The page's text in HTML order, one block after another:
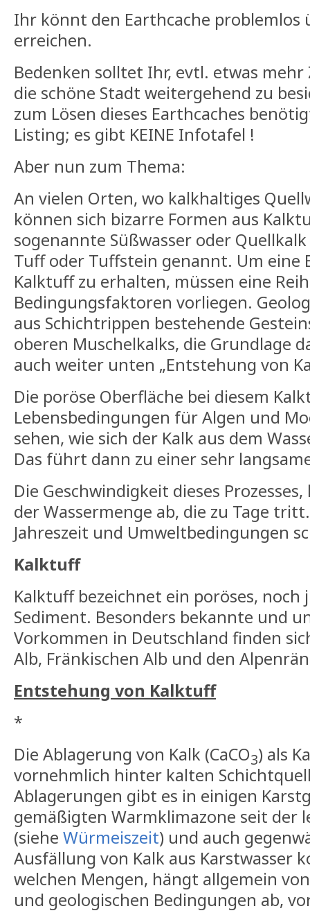
Ihr könnt den Earthcache problemlos
erreichen.
Bedenken solltet Ihr, evtl. etwas
die schöne Stadt weitergehend zu
zum Lösen dieses Earthcaches
Listing; es gibt KEINE Infotafel !
Aber nun zum Thema:
An vielen Orten, wo kalkhaltiges
können sich bizarre Formen aus
sogenannte Süßwasser oder
Tuff oder Tuffstein genannt. Um eine
Kalktuff zu erhalten, müssen eine
Bedingungsfaktoren vorliegen.
aus Schichtrippen bestehende
oberen Muschelkalks, die Grundlage
auch weiter unten „Entstehung von
Die poröse Oberfläche bei diesem
Lebensbedingungen für Algen und
sehen, wie sich der Kalk aus dem
Das führt dann zu einer sehr
Die Geschwindigkeit dieses
der Wassermenge ab, die zu Tage
Jahreszeit und Umweltbedingungen
Kalktuff
Kalktuff bezeichnet ein poröses, noch
Sediment. Besonders bekannte und
Vorkommen in Deutschland finden
Alb, Fränkischen Alb und den
Entstehung von Kalktuff
*
Die Ablagerung von Kalk (CaCO3) als
vornehmlich hinter kalten
Ablagerungen gibt es in einigen
gemäßigten Warmklimazone seit der
(siehe Würmeiszeit) und auch
Ausfällung von Kalk aus Karstwasser
welchen Mengen, hängt allgemein
und geologischen Bedingungen ab,